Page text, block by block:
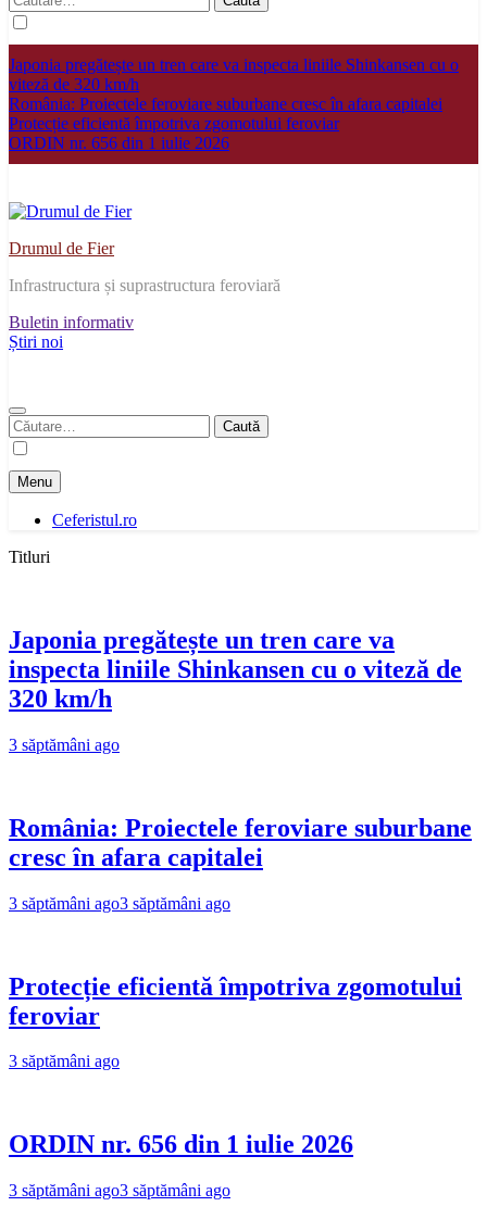
după:
Japonia pregătește un tren care va inspecta liniile Shinkansen cu o
viteză de 320 km/h
România: Proiectele feroviare suburbane cresc în afara capitalei
Protecție eficientă împotriva zgomotului feroviar
ORDIN nr. 656 din 1 iulie 2026
Drumul de Fier
Infrastructura și suprastructura feroviară
Buletin informativ
Știri noi
Caută
după:
Menu
Ceferistul.ro
Titluri
Japonia pregătește un tren care va
inspecta liniile Shinkansen cu o viteză de
320 km/h
3 săptămâni ago
România: Proiectele feroviare suburbane
cresc în afara capitalei
3 săptămâni ago3 săptămâni ago
Protecție eficientă împotriva zgomotului
feroviar
3 săptămâni ago
ORDIN nr. 656 din 1 iulie 2026
3 săptămâni ago3 săptămâni ago